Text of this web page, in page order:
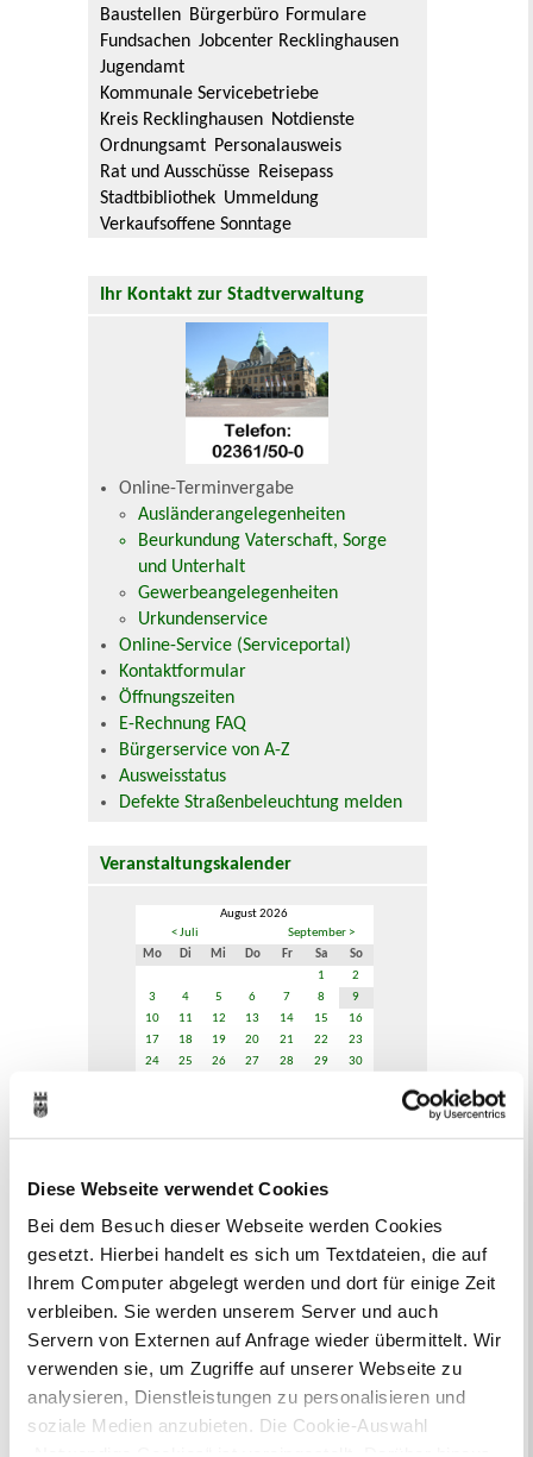
Diese Webseite verwendet Cookies
Bei dem Besuch dieser Webseite werden Cookies
gesetzt. Hierbei handelt es sich um Textdateien, die auf
Ihrem Computer abgelegt werden und dort für einige Zeit
verbleiben. Sie werden unserem Server und auch
Servern von Externen auf Anfrage wieder übermittelt. Wir
verwenden sie, um Zugriffe auf unserer Webseite zu
analysieren, Dienstleistungen zu personalisieren und
soziale Medien anzubieten. Die Cookie-Auswahl
Baustellen Bürgerbüro Formulare
Fundsachen Jobcenter Recklinghausen
Jugendamt
Kommunale Servicebetriebe
Kreis Recklinghausen Notdienste
Ordnungsamt Personalausweis
Rat und Ausschüsse Reisepass
Stadtbibliothek Ummeldung
Verkaufsoffene Sonntage
Ihr Kontakt zur Stadtverwaltung
Online-Terminvergabe
Ausländerangelegenheiten
Beurkundung Vaterschaft, Sorge
und Unterhalt
Gewerbeangelegenheiten
Urkundenservice
Online-Service (Serviceportal)
Kontaktformular
Öffnungszeiten
E-Rechnung FAQ
Bürgerservice von A-Z
Ausweisstatus
Defekte Straßenbeleuchtung melden
Veranstaltungskalender
August 2026
< Juli
September >
Mo
Di Mi Do Fr Sa
So
1
2
3
4 5 6 7 8
9
10
11 12 13 14 15
16
17
18 19 20 21 22
23
24
25 26 27 28 29
30
Zur Veranstaltungssuche
Online-Beteiligungsportal der
Stadtverwaltung
Bauleitplanung: Für Bürger*innen gibt
es Möglichkeiten, sich an